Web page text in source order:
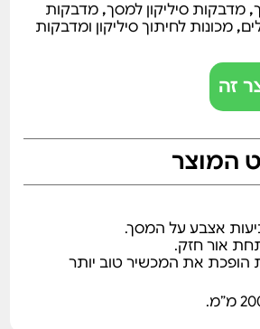
,מדבקות סיליקון למסך,מדבקות
,מכונות לחיתוך סיליקון ומדבקות
זה
המוצר
אצבע על המסך.
אור חזק.
הופכת את המכשיר טוב יותר